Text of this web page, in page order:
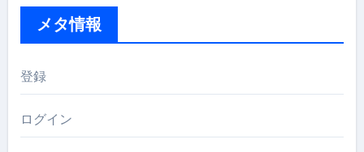
メタ情報
登録
ログイン